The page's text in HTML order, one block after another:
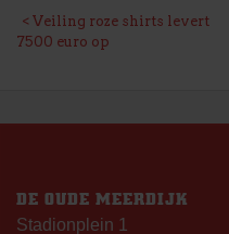
BERICHT
Veiling roze shirts levert
7500 euro op
DE OUDE MEERDIJK
Stadionplein 1